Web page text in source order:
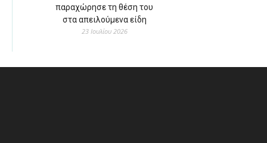
παραχώρησε τη θέση του
στα απειλούμενα είδη
23 Ιουλίου 2026